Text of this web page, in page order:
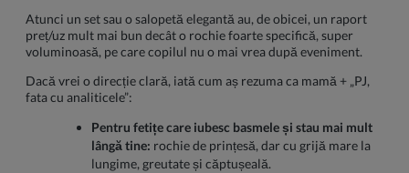
Atunci un set sau o salopetă elegantă au, de obicei, un raport
preț/uz mult mai bun decât o rochie foarte specifică, super
voluminoasă, pe care copilul nu o mai vrea după eveniment.
Dacă vrei o direcție clară, iată cum aș rezuma ca mamă + „PJ,
fata cu analiticele”:
Pentru fetițe care iubesc basmele și stau mai mult
lângă tine: rochie de prințesă, dar cu grijă mare la
lungime, greutate și căptușeală.